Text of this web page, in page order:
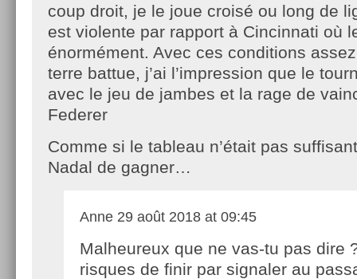
coup droit, je le joue croisé ou long de
est violente par rapport à Cincinnati où
énormément. Avec ces conditions
terre battue, j’ai l’impression que le
avec le jeu de jambes et la rage de
Federer
Comme si le tableau n’était pas
Nadal de gagner…
Anne 29 août 2018 at 09:45
Malheureux que ne vas-tu pas dire
risques de finir par signaler au